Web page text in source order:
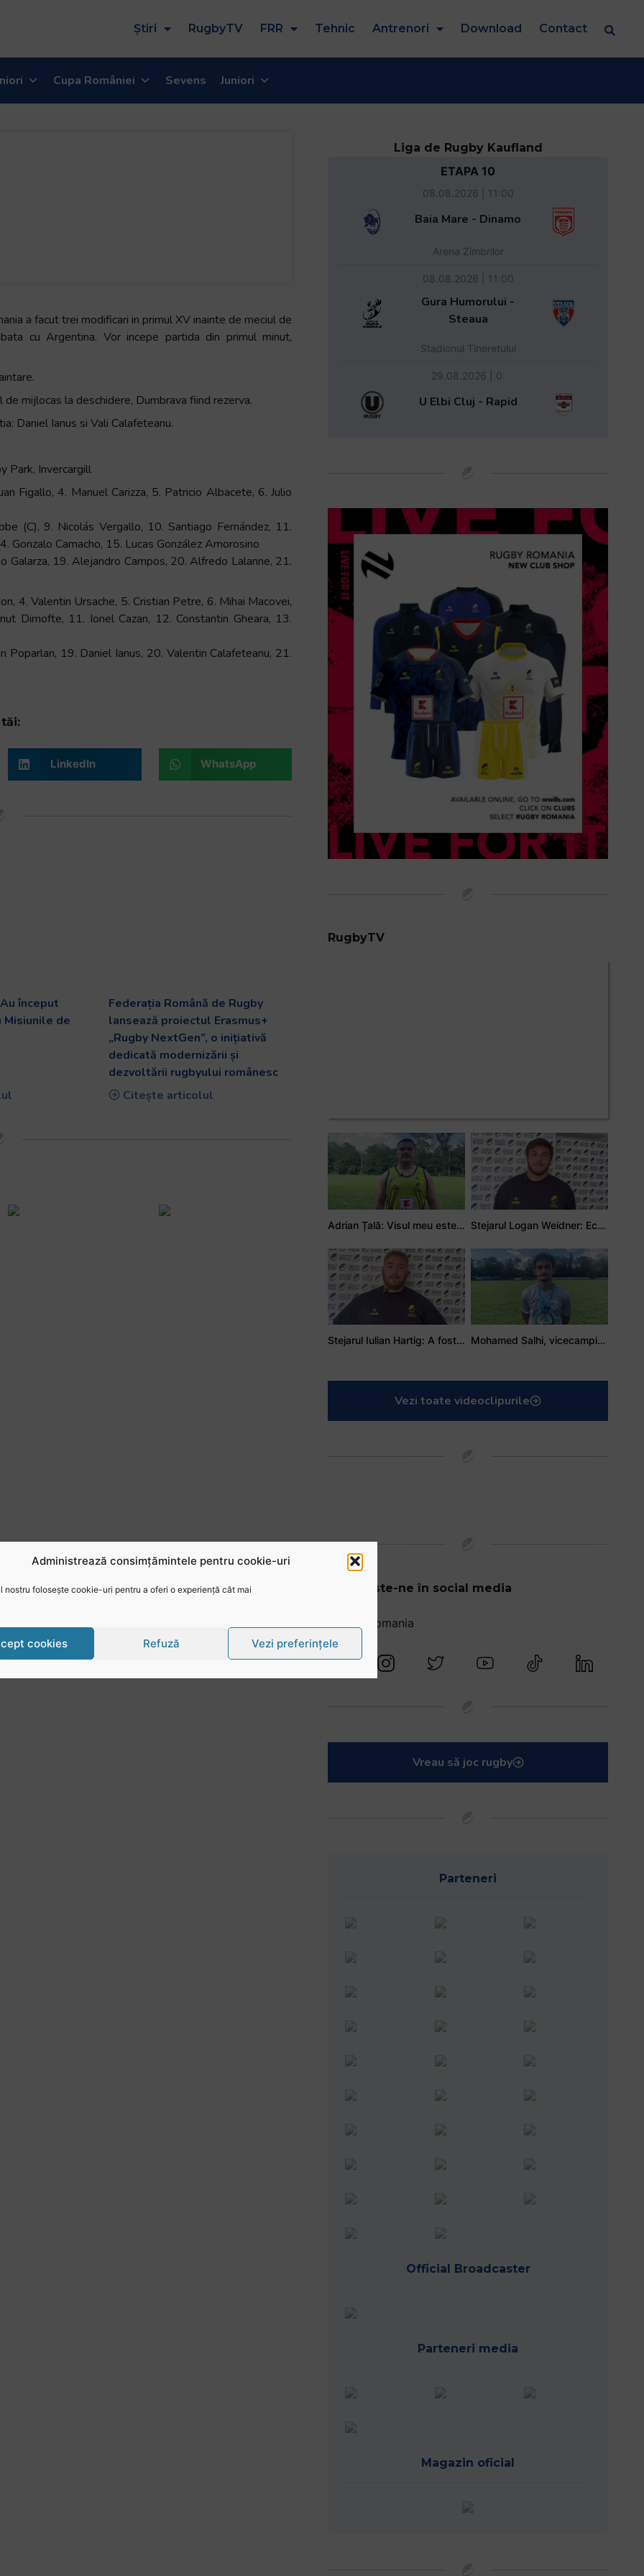
Administrează consimțămintele pentru cookie-uri
nostru folosește cookie-uri pentru a oferi o experiență cât mai
cookies Refuză Vezi preferințele
Știri RugbyTV FRR Tehnic Antrenori Download Contact
Cupa României Sevens Juniori
a facut trei modificari in primul XV inainte de meciul de
cu Argentina. Vor incepe partida din primul minut,
mijlocas la deschidere, Dumbrava fiind rezerva.
Daniel Ianus si Vali Calafeteanu.
Park, Invercargill
Figallo, 4. Manuel Carizza, 5. Patricio Albacete, 6. Julio
(C), 9. Nicolás Vergallo, 10. Santiago Fernández, 11.
Camacho, 15. Lucas González Amorosino
Galarza, 19. Alejandro Campos, 20. Alfredo Lalanne, 21.
4. Valentin Ursache, 5. Cristian Petre, 6. Mihai Macovei,
Dimofte, 11. Ionel Cazan, 12. Constantin Gheara, 13.
19. Daniel Ianus, 20. Valentin Calafeteanu, 21.
LinkedIn WhatsApp
început
de
Federația Română de Rugby
lansează proiectul Erasmus+
„Rugby NextGen”, o inițiativă
dedicată modernizării și
dezvoltării rugbyului românesc
Citește articolul
Liga de Rugby Kaufland
ETAPA 10
08.08.2026 | 11:00
Baia Mare - Dinamo
Arena Zimbrilor
08.08.2026 | 11:00
Gura Humorului -
Steaua
Stadionul Tineretului
29.08.2026 | 0:
U Elbi Cluj - Rapid
RugbyTV
Adrian Țală: Visul meu este să debutez pentru România Stejarul Logan Weidner: Echipa a muncit mult, iar asta se va vedea în meciurile de la Nations Cup
Stejarul Iulian Hartig: A fost un turneu care a unit mai mult echipa Mohamed Salhi, vicecampion național juniori I: Rugby-ul te învață să accepți și înfrângerile
Vezi toate videoclipurile
Urmărește-ne în social media
@rugbyromania
Vreau să joc rugby
Parteneri
Official Broadcaster
Parteneri media
Magazin oficial